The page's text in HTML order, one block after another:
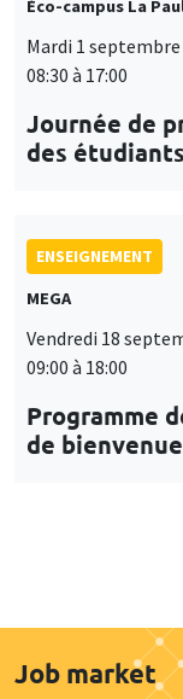
Éco-campus La
Mardi 1 septembre
08:30 à 17:00
Journée de
des
ENSEIGNEMENT
MEGA
Vendredi 18
09:00 à 18:00
Programme
de
Job market